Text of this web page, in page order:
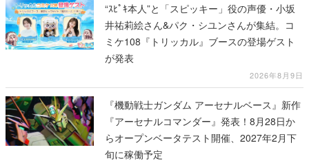
“ｽﾋﾟｷ本人”と「スピッキー」役の声優・小坂
井祐莉絵さん&パク・シユンさんが集結。コ
ミケ108『トリッカル』ブースの登場ゲスト
が発表
2026年8月9日
『機動戦士ガンダム アーセナルベース』新作
『アーセナルコマンダー』発表！8月28日か
らオープンベータテスト開催、2027年2月下
旬に稼働予定